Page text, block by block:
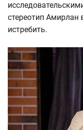
стереотип Амирлан
истребить.